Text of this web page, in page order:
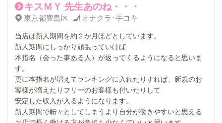
キスＭＹ 先生あのね・・・
東京都豊島区 オナクラ･手コキ
当店は新人期間を約２か月ほどとしています。
新人期間にしっかり頑張っていけば
本指名（会った事ある人）が返ってくるようになると思いま
す。
更に本指名が増えてランキングに入れたりすれば、新規のお
客様が増えたりフリーのお客様も付いたりして
安定した収入が入るようになります。
新人期間で転々としてしまうより自分が働きやすいと思える